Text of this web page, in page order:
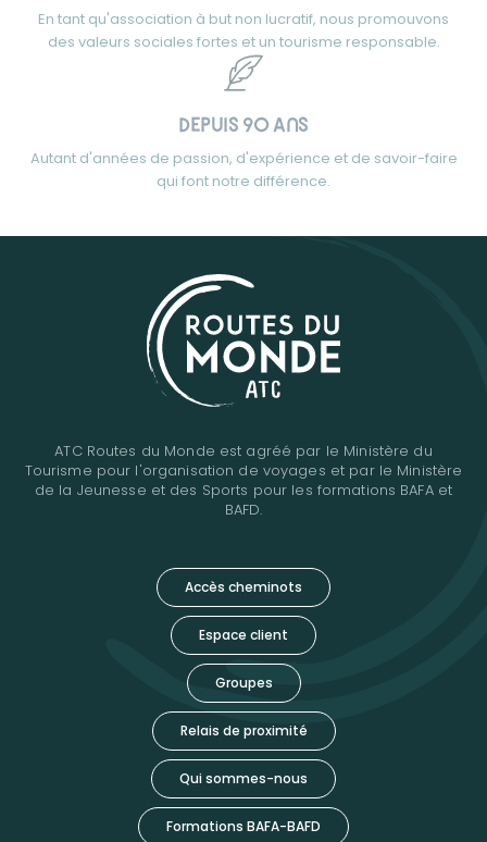
En tant qu'association à but non lucratif, nous promouvons
des valeurs sociales fortes et un tourisme responsable.
DEPUIS 90 ANS
Autant d'années de passion, d'expérience et de savoir-faire
qui font notre différence.
Accès cheminots
Espace client
Groupes
Relais de proximité
Qui sommes-nous
Formations BAFA-BAFD
ATC Routes du Monde est agréé par le Ministère du
Tourisme pour l'organisation de voyages et par le Ministère
de la Jeunesse et des Sports pour les formations BAFA et
BAFD.